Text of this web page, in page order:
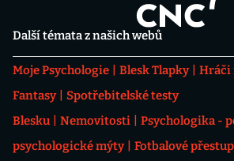
Další témata z našich webů
Moje Psychologie Blesk Tlapky Hráči
Fantasy
Spotřebitelské testy
Blesku
Nemovitosti
Psychologika -
psychologické mýty
Fotbalové